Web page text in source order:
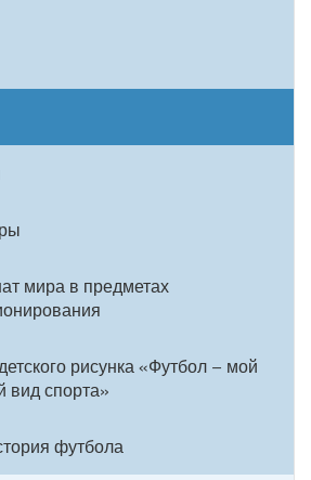
мира в предметах
рисунка «Футбол – мой
спорта»
футбола